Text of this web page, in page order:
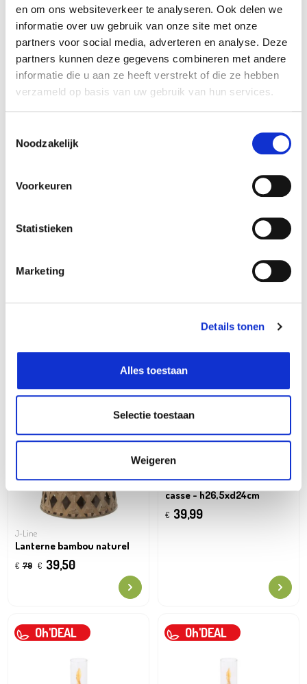
en om ons websiteverkeer te analyseren. Ook delen we
informatie over uw gebruik van onze site met onze
partners voor social media, adverteren en analyse. Deze
partners kunnen deze gegevens combineren met andere
informatie die u aan ze heeft verstrekt of die ze hebben
verzameld op basis van uw gebruik van hun services.
Noodzakelijk
Voorkeuren
Statistieken
Marketing
Details tonen
Alles toestaan
Selectie toestaan
Weigeren
Camps Bay foyer de table
en acier
€149
Slate 12 bougie céramique
motif pierre
€79,99
Tenderflame
€89,99
J-Line
Lanterne bambou naturel
€ 79 € 39,50
Lanterne suspendre blanc
casse - h26,5xd24cm
€ 39,99
Oh'DEAL Oh'DEAL